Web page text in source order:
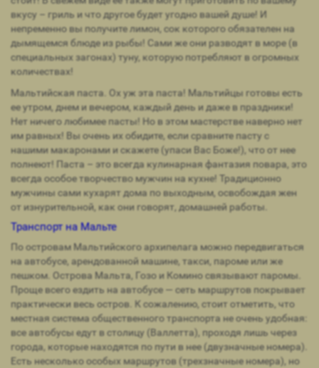
вкусу – гриль и что другое будет угодно вашей душе! И
непременно вы получите лимон, сок которого обязателен на
дымящемся блюде из рыбы! Сами же они разводят в море (в
специальных загонах) туну, которую потребляют в огромных
количествах!
Мальтийская паста. Ох уж эта паста! Мальтийцы готовы есть
ее утром, днем и вечером, каждый день и даже в праздники!
Нет ничего любимее пасты! Но в этом мастерстве наверно нет
им равных! Вы очень их обидите, если сравните пасту с
нашими макаронами и скажете (упаси Вас Боже!), что от нее
полнеют! Паста – это всегда кулинарная фантазия повара, это
всегда особое творчество мужчин на кухне! Традиционно
мужчины сами кухарят дома по выходным, освобождая жен
от изнурительной, как они говорят, домашней работы.
Транспорт на Мальте
По островам Мальтийского архипелага можно передвигаться
на автобусе, арендованной машине, такси, пароме или же
пешком. Острова Мальта, Гозо и Комино связывают паромы.
Проще всего ездить на автобусе — сеть маршрутов покрывает
практически весь остров. К сожалению, стоит отметить, что
местная система общественного транспорта не очень удобная:
все автобусы едут в столицу (Валлетта), проходя лишь через
города, которые находятся по пути в нее (двузначные номера).
Есть несколько особых маршрутов (трехзначные номера), но